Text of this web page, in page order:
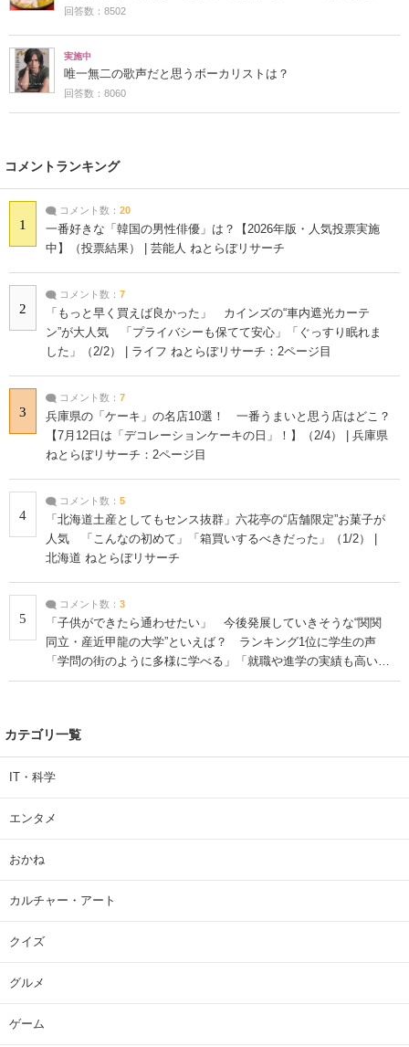
回答数：8502
実施中
唯一無二の歌声だと思うボーカリストは？
回答数：8060
コメントランキング
1
コメント数： 20
一番好きな「韓国の男性俳優」は？【2026年版・人気投票実施
中】（投票結果） | 芸能人 ねとらぼリサーチ
2
コメント数： 7
「もっと早く買えば良かった」 カインズの“車内遮光カーテ
ン”が大人気 「プライバシーも保てて安心」「ぐっすり眠れま
した」（2/2） | ライフ ねとらぼリサーチ：2ページ目
3
コメント数： 7
兵庫県の「ケーキ」の名店10選！ 一番うまいと思う店はどこ？
【7月12日は「デコレーションケーキの日」！】（2/4） | 兵庫県
ねとらぼリサーチ：2ページ目
4
コメント数： 5
「北海道土産としてもセンス抜群」六花亭の“店舗限定”お菓子が
人気 「こんなの初めて」「箱買いするべきだった」（1/2） |
北海道 ねとらぼリサーチ
5
コメント数： 3
「子供ができたら通わせたい」 今後発展していきそうな“関関
同立・産近甲龍の大学”といえば？ ランキング1位に学生の声
「学問の街のように多様に学べる」「就職や進学の実績も高い」
| 大学 ねとらぼリサーチ
カテゴリ一覧
IT・科学
エンタメ
おかね
カルチャー・アート
クイズ
グルメ
ゲーム